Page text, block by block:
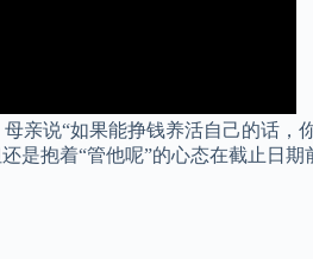
说“如果能挣钱养活自己的话，
抱着“管他呢”的心态在截止日